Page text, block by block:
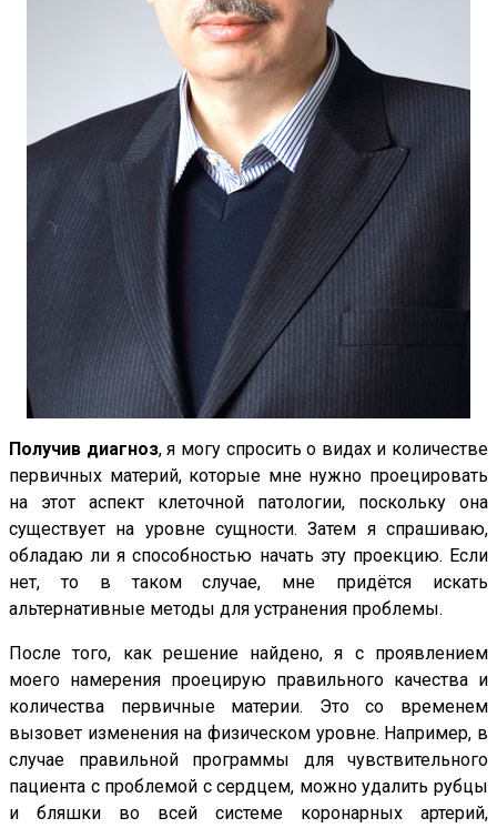
Получив диагноз, я могу спросить о видах и количестве
первичных материй, которые мне нужно проецировать
на этот аспект клеточной патологии, поскольку она
существует на уровне сущности. Затем я спрашиваю,
обладаю ли я способностью начать эту проекцию. Если
нет, то в таком случае, мне придётся искать
альтернативные методы для устранения проблемы.
После того, как решение найдено, я с проявлением
моего намерения проецирую правильного качества и
количества первичные материи. Это со временем
вызовет изменения на физическом уровне. Например, в
случае правильной программы для чувствительного
пациента с проблемой с сердцем, можно удалить рубцы
и бляшки во всей системе коронарных артерий,